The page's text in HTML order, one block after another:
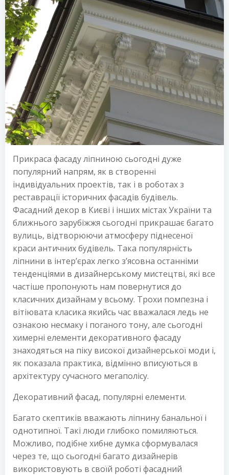
Прикраса фасаду ліпниною сьогодні дуже
популярний напрям, як в створенні
індивідуальних проектів, так і в роботах з
реставрації історичних фасадів будівель.
Фасадний декор в Києві і інших містах України та
ближнього зарубіжжя сьогодні прикрашає багато
вулиць, відтворюючи атмосферу піднесеної
краси античних будівель. Така популярність
ліпнини в інтер’єрах легко з’ясовна останніми
тенденціями в дизайнерському мистецтві, які все
частіше пропонують нам повернутися до
класичних дизайнам у всьому. Трохи помпезна і
вітіювата класика якийсь час вважалася ледь не
ознакою несмаку і поганого тону, але сьогодні
химерні елементи декоративного фасаду
знаходяться на піку високої дизайнерської моди і,
як показала практика, відмінно вписуються в
архітектуру сучасного мегаполісу.
Декоративний фасад, популярні елементи.
Багато скептиків вважають ліпнину банальної і
однотипної. Такі люди глибоко помиляються.
Можливо, подібне хибне думка сформувалася
через те, що сьогодні багато дизайнерів
використовують в своїй роботі фасадний